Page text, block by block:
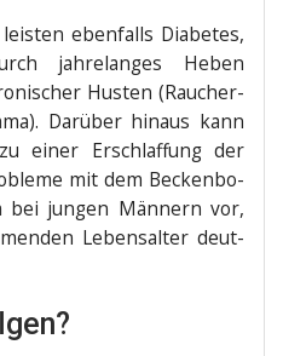
eben­falls Dia­be­tes,
jah­re­lan­ges Heben
Hus­ten (Rau­cher­
Dar­über hin­aus kann
einer Erschlaf­fung der
mit dem Becken­bo­
bei jun­gen Män­nern vor,
Lebens­al­ter deut­